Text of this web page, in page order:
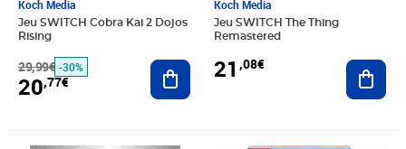
Koch Media
Jeu SWITCH Cobra Kai 2 Dojos
Rising
29,99€ -30%
20,77€
Ajouter au panier
Koch Media
Jeu SWITCH The Thing
Remastered
21 ,08€